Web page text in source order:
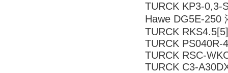
TURCK KP3-0,3-
Hawe DG5E-250
TURCK
TURCK PS040R-
TURCK RSC-
TURCK C3-